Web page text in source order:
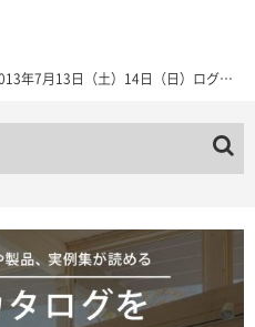
土）14日（日）ログハウスセルフビルドスクール 宮城県刈田郡蔵王町